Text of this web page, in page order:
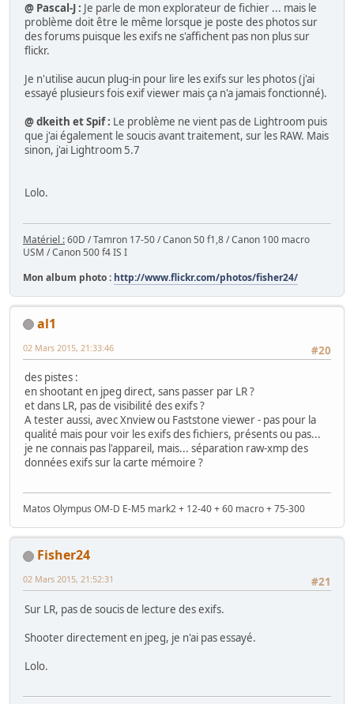
@ Pascal-J : Je parle de mon explorateur de fichier ... mais le
problème doit être le même lorsque je poste des photos sur
des forums puisque les exifs ne s'affichent pas non plus sur
flickr.
Je n'utilise aucun plug-in pour lire les exifs sur les photos (j'ai
essayé plusieurs fois exif viewer mais ça n'a jamais fonctionné).
@ dkeith et Spif : Le problème ne vient pas de Lightroom puis
que j'ai également le soucis avant traitement, sur les RAW. Mais
sinon, j'ai Lightroom 5.7
Lolo.
Matériel :60D / Tamron 17-50 / Canon 50 f1,8 / Canon 100 macro
USM / Canon 500 f4 IS I
Mon album photo : http://www.flickr.com/photos/fisher24/
al1
#20
02 Mars 2015, 21:33:46
des pistes :
en shootant en jpeg direct, sans passer par LR ?
et dans LR, pas de visibilité des exifs ?
A tester aussi, avec Xnview ou Faststone viewer - pas pour la
qualité mais pour voir les exifs des fichiers, présents ou pas...
je ne connais pas l'appareil, mais... séparation raw-xmp des
données exifs sur la carte mémoire ?
Matos Olympus OM-D E-M5 mark2 + 12-40 + 60 macro + 75-300
Fisher24
#21
02 Mars 2015, 21:52:31
Sur LR, pas de soucis de lecture des exifs.
Shooter directement en jpeg, je n'ai pas essayé.
Lolo.